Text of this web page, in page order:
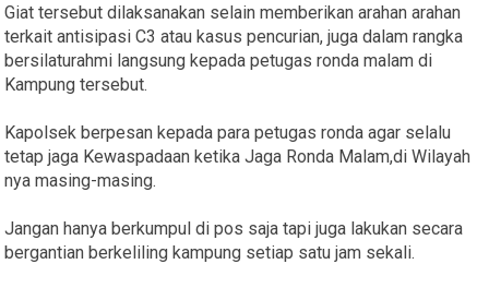
Giat tersebut dilaksanakan selain memberikan arahan arahan
terkait antisipasi C3 atau kasus pencurian, juga dalam rangka
bersilaturahmi langsung kepada petugas ronda malam di
Kampung tersebut.
Kapolsek berpesan kepada para petugas ronda agar selalu
tetap jaga Kewaspadaan ketika Jaga Ronda Malam,di Wilayah
nya masing-masing.
Jangan hanya berkumpul di pos saja tapi juga lakukan secara
bergantian berkeliling kampung setiap satu jam sekali.